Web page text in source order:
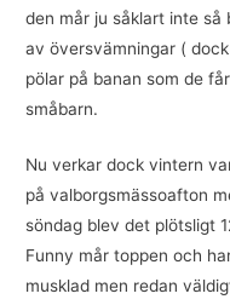
den mår ju såklart inte så
av översvämningar (
pölar på banan som de
småbarn.
Nu verkar dock vintern
på valborgsmässoafton
söndag blev det plötsligt
Funny mår toppen och
musklad men redan